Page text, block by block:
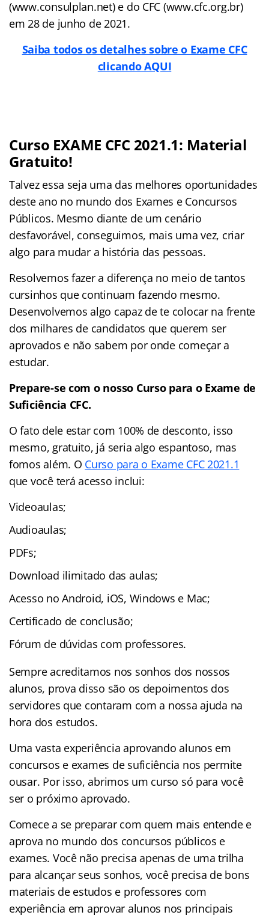
(www.consulplan.net) e do CFC (www.cfc.org.br)
em 28 de junho de 2021.
Saiba todos os detalhes sobre o Exame CFC
clicando AQUI
Curso EXAME CFC 2021.1: Material
Gratuito!
Talvez essa seja uma das melhores oportunidades
deste ano no mundo dos Exames e Concursos
Públicos. Mesmo diante de um cenário
desfavorável, conseguimos, mais uma vez, criar
algo para mudar a história das pessoas.
Resolvemos fazer a diferença no meio de tantos
cursinhos que continuam fazendo mesmo.
Desenvolvemos algo capaz de te colocar na frente
dos milhares de candidatos que querem ser
aprovados e não sabem por onde começar a
estudar.
Prepare-se com o nosso Curso para o Exame de
Suficiência CFC.
O fato dele estar com 100% de desconto, isso
mesmo, gratuito, já seria algo espantoso, mas
fomos além. O Curso para o Exame CFC 2021.1
que você terá acesso inclui:
Videoaulas;
Audioaulas;
PDFs;
Download ilimitado das aulas;
Acesso no Android, iOS, Windows e Mac;
Certificado de conclusão;
Fórum de dúvidas com professores.
Sempre acreditamos nos sonhos dos nossos
alunos, prova disso são os depoimentos dos
servidores que contaram com a nossa ajuda na
hora dos estudos.
Uma vasta experiência aprovando alunos em
concursos e exames de suficiência nos permite
ousar. Por isso, abrimos um curso só para você
ser o próximo aprovado.
Comece a se preparar com quem mais entende e
aprova no mundo dos concursos públicos e
exames. Você não precisa apenas de uma trilha
para alcançar seus sonhos, você precisa de bons
materiais de estudos e professores com
experiência em aprovar alunos nos principais